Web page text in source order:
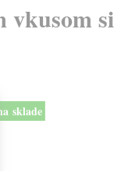
vkusom si